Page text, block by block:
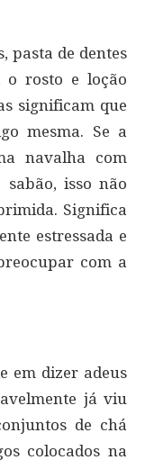
pasta de dentes
o rosto e loção
significam que
mesma. Se a
navalha com
isso não
Significa
estressada e
com a
em dizer adeus
já viu
de chá
colocados na